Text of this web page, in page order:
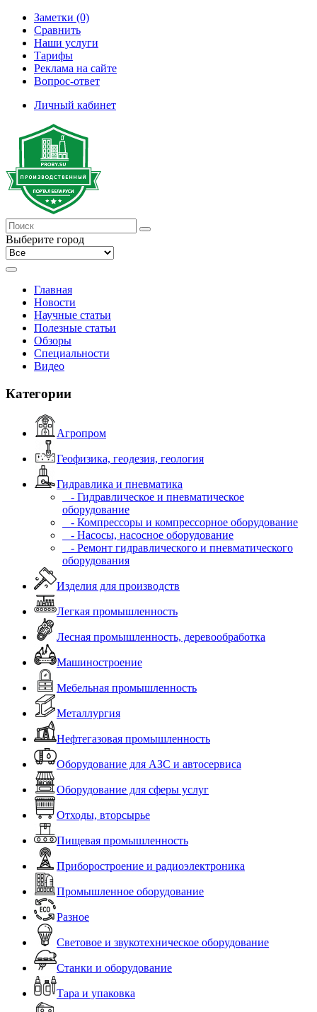
Заметки (0)
Сравнить
Наши услуги
Тарифы
Реклама на сайте
Вопрос-ответ
Личный кабинет
Выберите город
Главная
Новости
Научные статьи
Полезные статьи
Обзоры
Специальности
Видео
Категории
Агропром
Геофизика, геодезия, геология
Гидравлика и пневматика
- Гидравлическое и пневматическое
оборудование
- Компрессоры и компрессорное оборудование
- Насосы, насосное оборудование
- Ремонт гидравлического и пневматического
оборудования
Изделия для производств
Легкая промышленность
Лесная промышленность, деревообработка
Машиностроение
Мебельная промышленность
Металлургия
Нефтегазовая промышленность
Оборудование для АЗС и автосервиса
Оборудование для сферы услуг
Отходы, вторсырье
Пищевая промышленность
Приборостроение и радиоэлектроника
Промышленное оборудование
Разное
Световое и звукотехническое оборудование
Станки и оборудование
Тара и упаковка